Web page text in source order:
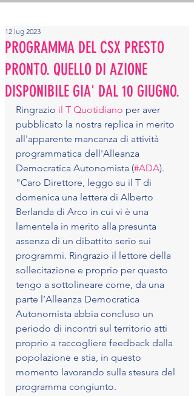
PROGRAMMA DEL CSX PRESTO
PRONTO. QUELLO DI AZIONE
DISPONIBILE GIA' DAL 10 GIUGNO.
12 lug 2023
Ringrazio il T Quotidiano per aver
pubblicato la nostra replica in merito
all'apparente mancanza di attività
programmatica dell'Alleanza
Democratica Autonomista (#ADA).
"Caro Direttore, leggo su il T di
domenica una lettera di Alberto
Berlanda di Arco in cui vi è una
lamentela in merito alla presunta
assenza di un dibattito serio sui
programmi. Ringrazio il lettore della
sollecitazione e proprio per questo
tengo a sottolineare come, da una
parte l’Alleanza Democratica
Autonomista abbia concluso un
periodo di incontri sul territorio atti
proprio a raccogliere feedback dalla
popolazione e stia, in questo
momento lavorando sulla stesura del
programma congiunto.